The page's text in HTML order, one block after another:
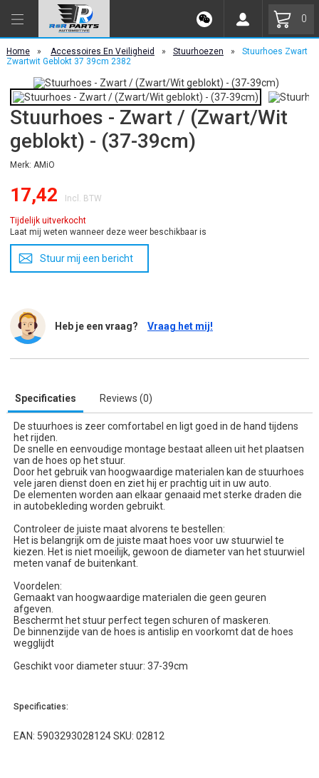
0
Home » Accessoires En Veiligheid » Stuurhoezen »
Stuurhoes Zwart
Zwartwit Geblokt 37 39cm 2382
Stuurhoes - Zwart / (Zwart/Wit
geblokt) - (37-39cm)
Merk: AMiO
17,42 Incl. BTW
Tijdelijk uitverkocht
Laat mij weten wanneer deze weer beschikbaar is
Stuur mij een bericht
Heb je een vraag? Vraag het mij!
Specificaties Reviews (0)
De stuurhoes is zeer comfortabel en ligt goed in de hand tijdens
het rijden.
De snelle en eenvoudige montage bestaat alleen uit het plaatsen
van de hoes op het stuur.
Door het gebruik van hoogwaardige materialen kan de stuurhoes
vele jaren dienst doen en ziet hij er prachtig uit in uw auto.
De elementen worden aan elkaar genaaid met sterke draden die
in autobekleding worden gebruikt.
Controleer de juiste maat alvorens te bestellen:
Het is belangrijk om de juiste maat hoes voor uw stuurwiel te
kiezen. Het is niet moeilijk, gewoon de diameter van het stuurwiel
meten vanaf de buitenkant.
Voordelen:
Gemaakt van hoogwaardige materialen die geen geuren
afgeven.
Beschermt het stuur perfect tegen schuren of maskeren.
De binnenzijde van de hoes is antislip en voorkomt dat de hoes
wegglijdt
Geschikt voor diameter stuur: 37-39cm
Specificaties:
EAN: 5903293028124 SKU: 02812